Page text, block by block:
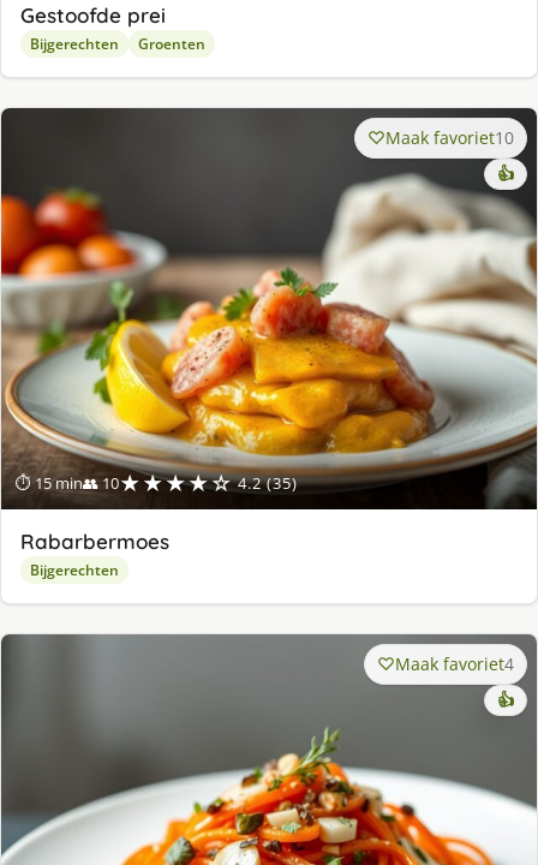
Gestoofde prei
Bijgerechten Groenten
⏱ 15 min👥 10★★★★☆ 4.2 (35)
Maak favoriet10
👍
Rabarbermoes
Bijgerechten
Maak favoriet4
👍